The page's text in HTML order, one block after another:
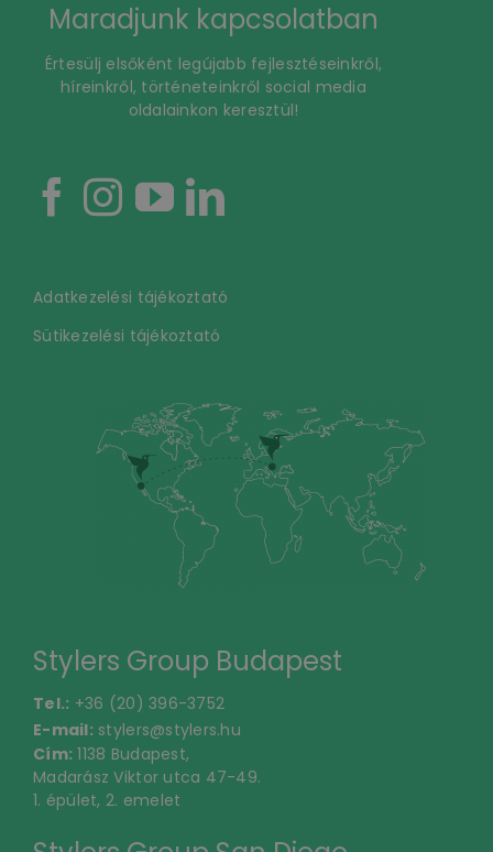
Maradjunk kapcsolatban
Értesülj elsőként legújabb fejlesztéseinkről,
híreinkről, történeteinkről social media
oldalainkon keresztül!
Adatkezelési tájékoztató
Sütikezelési tájékoztató
Stylers Group Budapest
Tel.: +36 (20) 396-3752
E-mail: stylers@stylers.hu
Cím: 1138 Budapest,
Madarász Viktor utca 47-49.
1. épület, 2. emelet